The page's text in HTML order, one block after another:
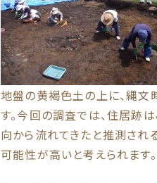
地盤の黄褐色土の上に、縄
す。今回の調査では、住居跡
向から流れてきたと推測され
可能性が高いと考えられます。